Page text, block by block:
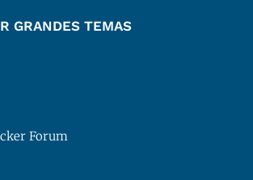
GRANDES TEMAS
Forum